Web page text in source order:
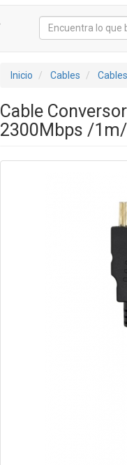
Inicio Cables Cables
Cable
2300Mbps /